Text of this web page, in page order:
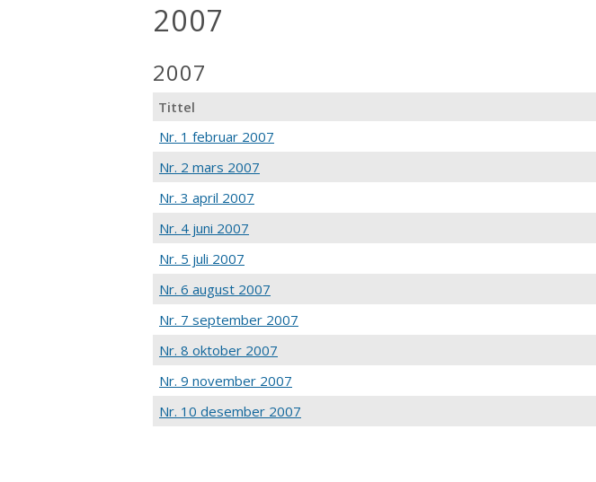
2007
2007
Tittel
Nr. 1 februar 2007
Nr. 2 mars 2007
Nr. 3 april 2007
Nr. 4 juni 2007
Nr. 5 juli 2007
Nr. 6 august 2007
Nr. 7 september 2007
Nr. 8 oktober 2007
Nr. 9 november 2007
Nr. 10 desember 2007